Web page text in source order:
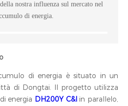
nostra influenza sul mercato nel
di energia.
di energia è situato in un
di Dongtai. Il progetto utilizza
energia DH200Y C&Iin parallelo,